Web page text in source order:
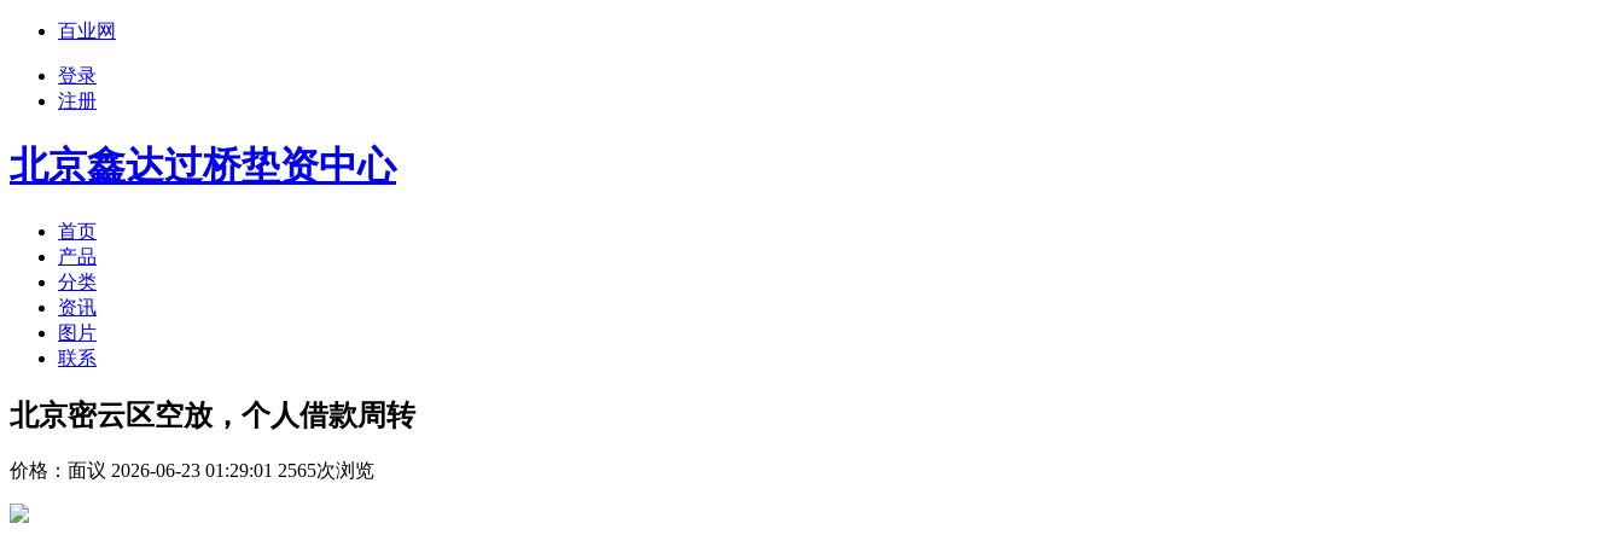
百业网
登录
注册
北京鑫达过桥垫资中心
首页
产品
分类
资讯
图片
联系
北京密云区空放，个人借款周转
价格： 面议 2026-06-23 01:29:01 2565次浏览